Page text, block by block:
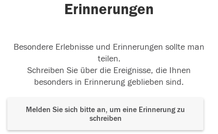
Erinnerungen
Besondere Erlebnisse und Erinnerungen sollte man
teilen.
Schreiben Sie über die Ereignisse, die Ihnen
besonders in Erinnerung geblieben sind.
Melden Sie sich bitte an, um eine Erinnerung zu
schreiben